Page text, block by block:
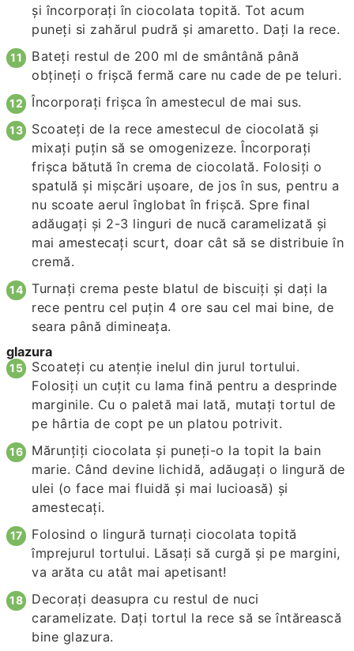
şi încorporaţi în ciocolata topită. Tot acum
puneţi si zahărul pudră şi amaretto. Daţi la rece.
Bateţi restul de 200 ml de smântână până
obţineţi o frişcă fermă care nu cade de pe teluri.
Încorporaţi frişca în amestecul de mai sus.
Scoateţi de la rece amestecul de ciocolată şi
mixaţi puţin să se omogenizeze. Încorporaţi
frişca bătută în crema de ciocolată. Folosiţi o
spatulă şi mişcări uşoare, de jos în sus, pentru a
nu scoate aerul înglobat în frişcă. Spre final
adăugaţi şi 2-3 linguri de nucă caramelizată şi
mai amestecaţi scurt, doar cât să se distribuie în
cremă.
Turnaţi crema peste blatul de biscuiţi şi daţi la
rece pentru cel puţin 4 ore sau cel mai bine, de
seara până dimineaţa.
glazura
Scoateţi cu atenţie inelul din jurul tortului.
Folosiţi un cuţit cu lama fină pentru a desprinde
marginile. Cu o paletă mai lată, mutaţi tortul de
pe hârtia de copt pe un platou potrivit.
Mărunţiţi ciocolata şi puneţi-o la topit la bain
marie. Când devine lichidă, adăugaţi o lingură de
ulei (o face mai fluidă şi mai lucioasă) şi
amestecaţi.
Folosind o lingură turnaţi ciocolata topită
împrejurul tortului. Lăsaţi să curgă şi pe margini,
va arăta cu atât mai apetisant!
Decoraţi deasupra cu restul de nuci
caramelizate. Daţi tortul la rece să se întărească
bine glazura.